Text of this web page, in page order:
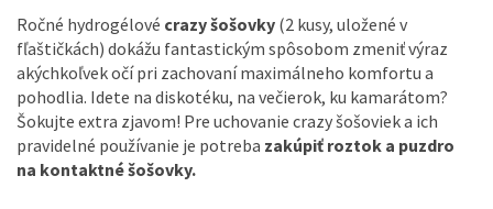
Ročné hydrogélové crazy šošovky (2 kusy, uložené v
fľaštičkách) dokážu fantastickým spôsobom zmeniť výraz
akýchkoľvek očí pri zachovaní maximálneho komfortu a
pohodlia. Idete na diskotéku, na večierok, ku kamarátom?
Šokujte extra zjavom! Pre uchovanie crazy šošoviek a ich
pravidelné používanie je potreba zakúpiť roztok a puzdro
na kontaktné šošovky.